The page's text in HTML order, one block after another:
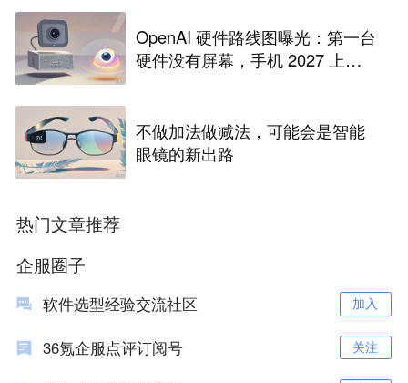
OpenAI 硬件路线图曝光：第一台
硬件没有屏幕，手机 2027 上半
不做加法做减法，可能会是智能
眼镜的新出路
热门文章推荐
企服圈子
软件选型经验交流社区 加入
36氪企服点评订阅号 关注